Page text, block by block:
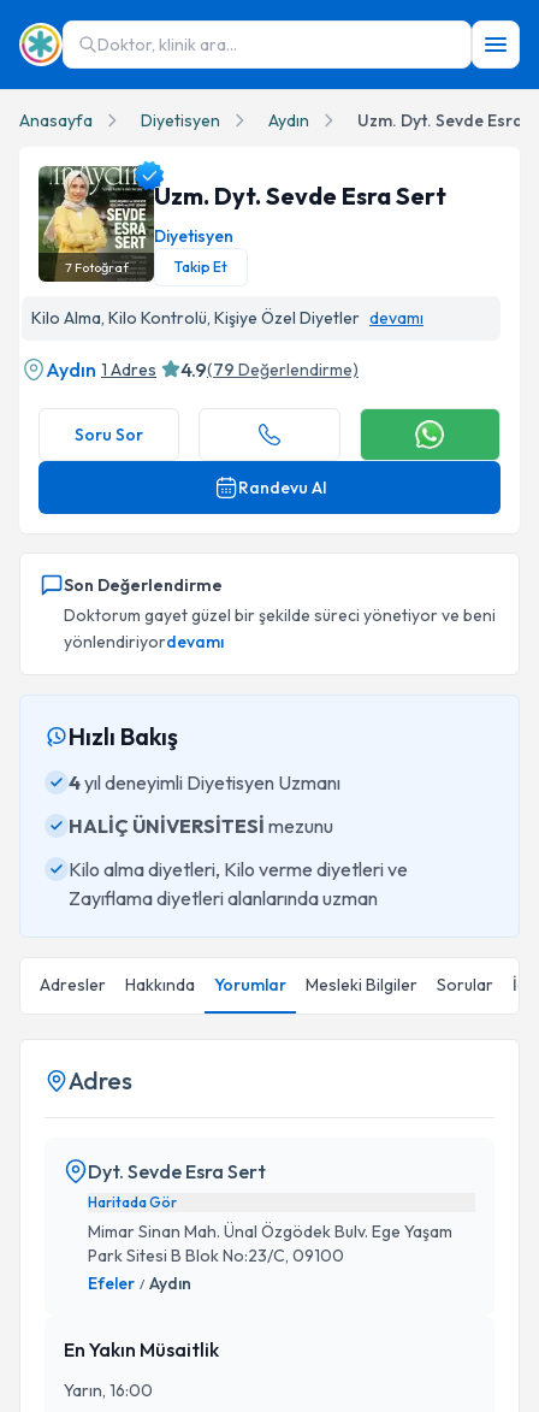
Doktor, klinik ara...
Anasayfa Diyetisyen Aydın Uzm. Dyt. Sevde Esra
7Fotoğraf
Uzm. Dyt. Sevde Esra Sert
Diyetisyen
Takip Et
Kilo Alma, Kilo Kontrolü, Kişiye Özel Diyetler devamı
Aydın 1 Adres 4.9(79 Değerlendirme)
Soru Sor
Randevu Al
Son Değerlendirme
Doktorum gayet güzel bir şekilde süreci yönetiyor ve beni
yönlendiriyordevamı
Hızlı Bakış
4yıl deneyimli Diyetisyen Uzmanı
HALİÇ ÜNİVERSİTESİ mezunu
Kilo alma diyetleri, Kilo verme diyetleri ve
Zayıflama diyetleri alanlarında uzman
Adresler Hakkında Yorumlar Mesleki Bilgiler Sorular
Adres
Dyt. Sevde Esra Sert
Haritada Gör
Mimar Sinan Mah. Ünal Özgödek Bulv. Ege Yaşam
Park Sitesi B Blok No:23/C, 09100
Efeler / Aydın
En Yakın Müsaitlik
Yarın, 16:00